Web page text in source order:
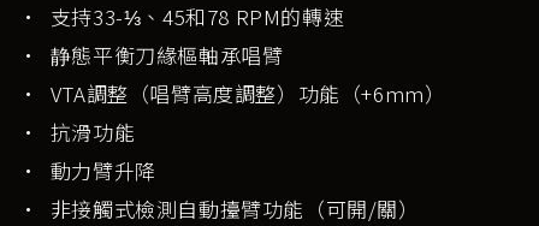
• 支持33-⅓、45和78 RPM的轉速
• 静態平衡刀緣樞軸承唱臂
• VTA調整（唱臂高度調整）功能（+6mm）
• 抗滑功能
• 動力臂升降
• 非接觸式檢測自動擡臂功能（可開/關）